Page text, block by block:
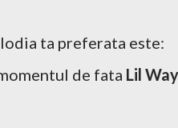
ta preferata este:
de fata Lil